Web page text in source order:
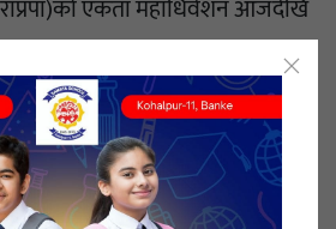
(राप्रपा)को एकता महाधिवेशन आजदेखि
महाधिवेशन तीन दिनसम्म चल्नेछ ।
समितिका संयोजक मोहन श्रेष्ठका
झण्डै ४ हजार ४ सय प्रतिनिधि